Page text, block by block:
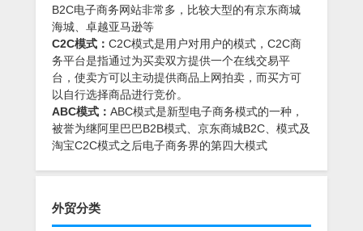
B2C电子商务网站非常多，比较大型的有京东商城
海城、卓越亚马逊等
C2C模式： C2C模式是用户对用户的模式，C2C商
务平台是指通过为买卖双方提供一个在线交易平
台，使卖方可以主动提供商品上网拍卖，而买方可
以自行选择商品进行竞价。
ABC模式： ABC模式是新型电子商务模式的一种，
被誉为继阿里巴巴B2B模式、京东商城B2C、模式及
淘宝C2C模式之后电子商务界的第四大模式
外贸分类